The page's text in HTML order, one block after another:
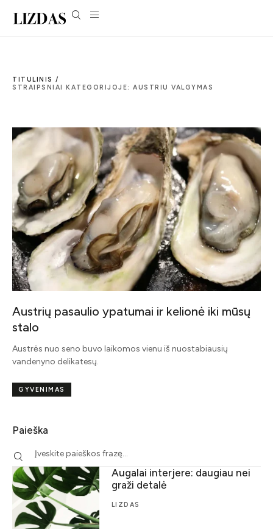
TITULINIS /
STRAIPSNIAI KATEGORIJOJE: AUSTRIU VALGYMAS
Austrių pasaulio ypatumai ir kelionė iki mūsų
stalo
Austrės nuo seno buvo laikomos vienu iš nuostabiausių
vandenyno delikatesų.
GYVENIMAS
Paieška
Augalai interjere: daugiau nei
graži detalė
LIZDAS